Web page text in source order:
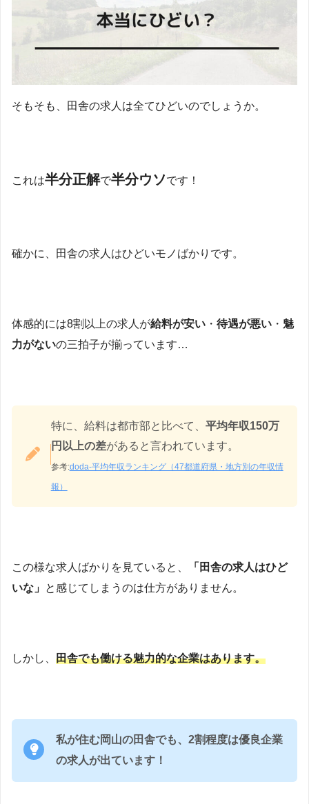
そもそも、田舎の求人は全てひどいのでしょうか。
これは半分正解で半分ウソです！
確かに、田舎の求人はひどいモノばかりです。
体感的には8割以上の求人が給料が安い ・ 待遇が悪い ・ 魅
力がないの三拍子が揃っています…
特に、給料は都市部と比べて、 平均年収150万
円以上の差があると言われています。
参考:doda-平均年収ランキング（47都道府県・地方別の年収情
報）
この様な求人ばかりを見ていると、
「田舎の求人はひど
いな」
と感じてしまうのは仕方がありません。
しかし、 田舎でも働ける魅力的な企業はあります。
私が住む岡山の田舎でも、2割程度は優良企業
の求人が出ています！